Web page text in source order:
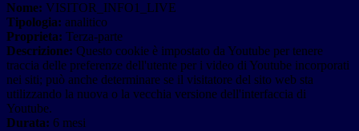
Nome: VISITOR_INFO1_LIVE
Tipologia: analitico
Proprieta: Terza-parte
Descrizione: Questo cookie è impostato da Youtube per tenere
traccia delle preferenze dell'utente per i video di Youtube incorporati
nei siti; può anche determinare se il visitatore del sito web sta
utilizzando la nuova o la vecchia versione dell'interfaccia di
Youtube.
Durata: 6 mesi